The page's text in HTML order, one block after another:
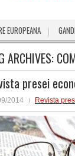
EUROPEANA
ARCHIVES:
presei
2014 Revista